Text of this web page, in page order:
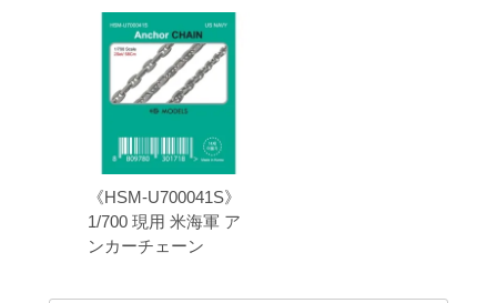
《HSM-U700041S》
1/700 現用 米海軍 ア
ンカーチェーン